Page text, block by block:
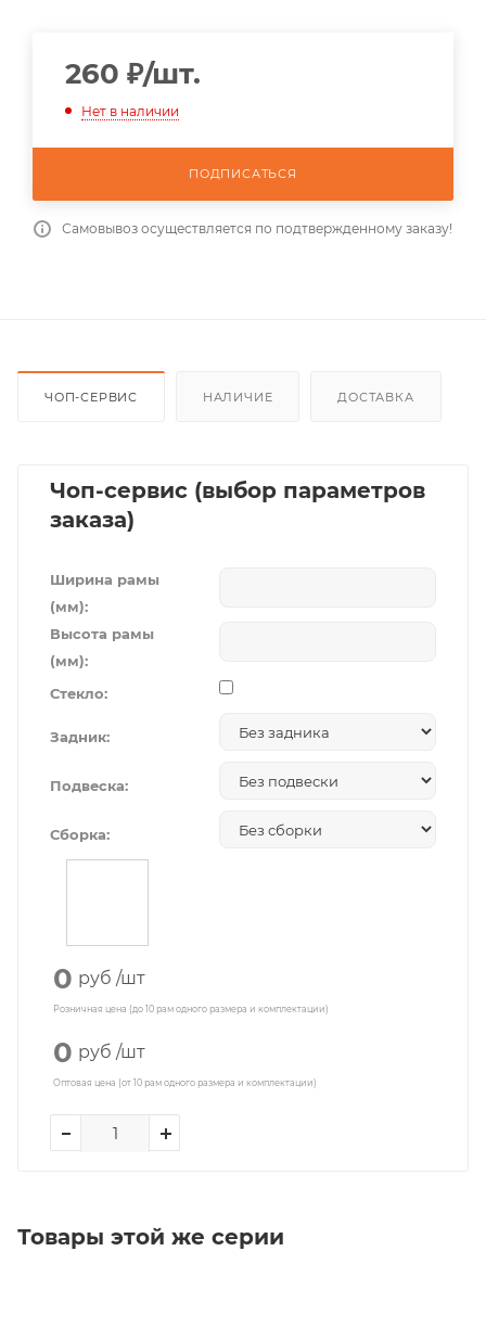
260 ₽/шт.
Нет в наличии
ПОДПИСАТЬСЯ
Самовывоз осуществляется по подтвержденному заказу!
ЧОП-СЕРВИС НАЛИЧИЕ ДОСТАВКА
Чоп-сервис (выбор параметров
заказа)
Ширина рамы
(мм):
Высота рамы
(мм):
Стекло:
Задник:
Подвеска:
Сборка:
0 руб /шт
Розничная цена (до 10 рам одного размера и комплектации)
0 руб /шт
Оптовая цена (от 10 рам одного размера и комплектации)
Товары этой же серии